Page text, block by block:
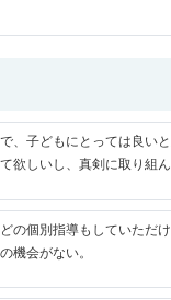
、子どもにとっては良い
欲しいし、真剣に取り組ん
の個別指導もしていただ
機会がない。